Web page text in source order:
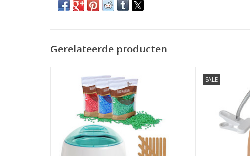
Gerelateerde producten
Ontharen Apparaat
Wax Apparaten
Ontharingsset
Snelle levering
TOEVOEGEN AAN WINKELWAGEN
SALE
Siliconen